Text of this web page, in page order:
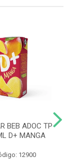
BEB ADOC TP
D+ MANGA
12900